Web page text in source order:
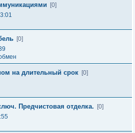
[0]
[0]
на длительный срок [0]
Предчистовая отделка.
[0]